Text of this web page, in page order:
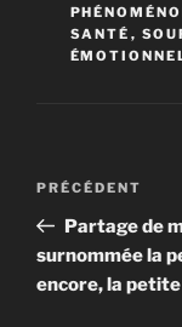
SANTÉ ,
Navigation
l’article
Article
précédent
PRÉCÉDENT
Partage de
surnommée la
encore, la